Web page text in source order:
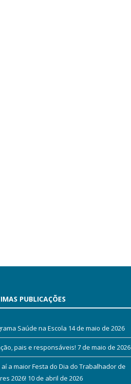
PUBLICAÇÕES
Saúde na Escola 14 de maio de 2026
pais e responsáveis! 7 de maio de 2026
aí a maior Festa do Dia do Trabalhador de
2026! 10 de abril de 2026